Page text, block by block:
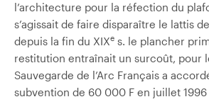
l’architecture pour la réfection du
s’agissait de faire disparaître le lattis
depuis la fin du XIXe s. le plancher
restitution entraînait un surcoût, pour
Sauvegarde de l’Arc Français a
subvention de 60 000 F en juillet 1996